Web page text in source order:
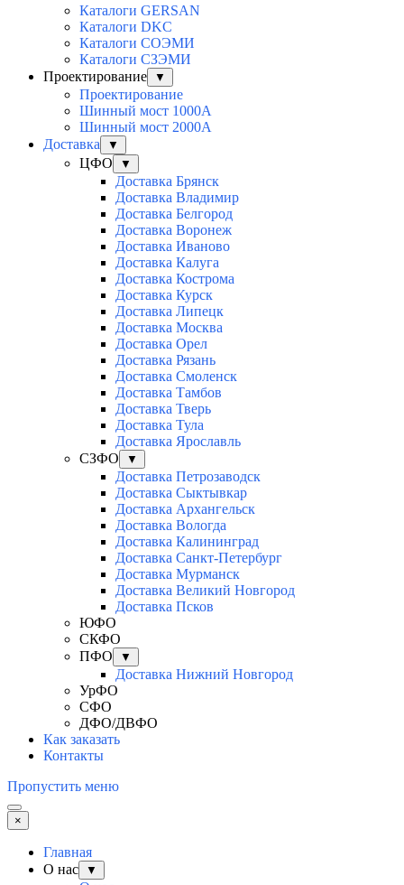
Каталоги GERSAN
Каталоги DKC
Каталоги СОЭМИ
Каталоги СЗЭМИ
Проектирование
▼
Проектирование
Шинный мост 1000А
Шинный мост 2000А
Доставка
▼
ЦФО ▼
Доставка Брянск
Доставка Владимир
Доставка Белгород
Доставка Воронеж
Доставка Иваново
Доставка Калуга
Доставка Кострома
Доставка Курск
Доставка Липецк
Доставка Москва
Доставка Орел
Доставка Рязань
Доставка Смоленск
Доставка Тамбов
Доставка Тверь
Доставка Тула
Доставка Ярославль
СЗФО
▼
Доставка Петрозаводск
Доставка Сыктывкар
Доставка Архангельск
Доставка Вологда
Доставка Калининград
Доставка Санкт-Петербург
Доставка Мурманск
Доставка Великий Новгород
Доставка Псков
ЮФО
СКФО
ПФО
▼
Доставка Нижний Новгород
УрФО
СФО
ДФО/ДВФО
Как заказать
Контакты
Пропустить меню
×
Главная
О нас
▼